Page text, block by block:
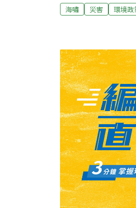
國家造成20多萬人喪
海嘯 災害 環境政